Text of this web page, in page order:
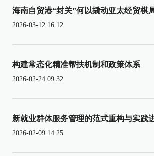
海南自贸港“封关”何以撬动亚太经贸棋
2026-03-12 16:12
构建常态化精准帮扶机制和政策体系
2026-02-24 09:32
新就业群体服务管理的范式重构与实践
2026-02-09 14:25